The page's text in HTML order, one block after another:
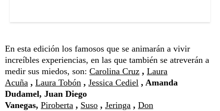
En esta edición los famosos que se animarán a vivir
increíbles experiencias, en las que también se atreverán a
medir sus miedos, son: Carolina Cruz , Laura
Acuña , Laura Tobón , Jessica Cediel , Amanda
Dudamel, Juan Diego
Vanegas, Piroberta , Suso , Jeringa , Don